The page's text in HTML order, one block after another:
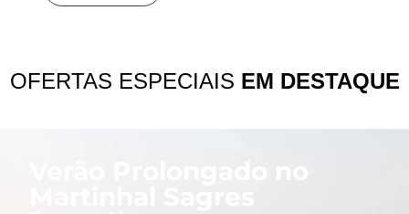
OFERTAS ESPECIAIS EM DESTAQUE